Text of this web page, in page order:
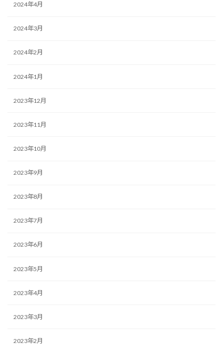
2024年4月
2024年3月
2024年2月
2024年1月
2023年12月
2023年11月
2023年10月
2023年9月
2023年8月
2023年7月
2023年6月
2023年5月
2023年4月
2023年3月
2023年2月